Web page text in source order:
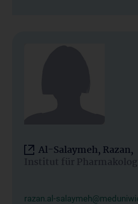
Al-Salaymeh, Razan,
Institut für
razan.al-